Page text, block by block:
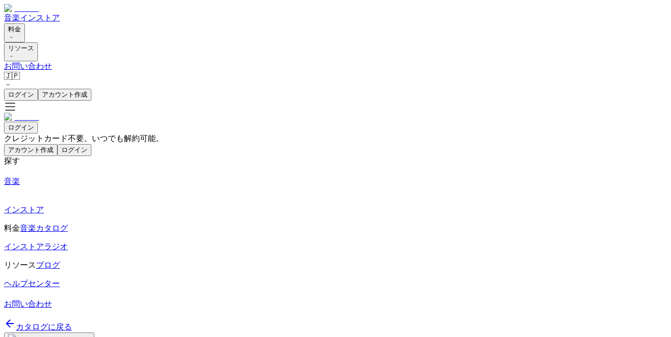
音楽インストア
料金
リソース
お問い合わせ
🇯🇵
ログイン アカウント作成
ログイン
クレジットカード不要。いつでも解約可能。
アカウント作成 ログイン
探す
音楽
インストア
料金音楽カタログ
インストアラジオ
リソースブログ
ヘルプセンター
お問い合わせ
カタログに戻る